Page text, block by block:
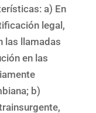
a) En
legal,
las llamadas
en las
b)